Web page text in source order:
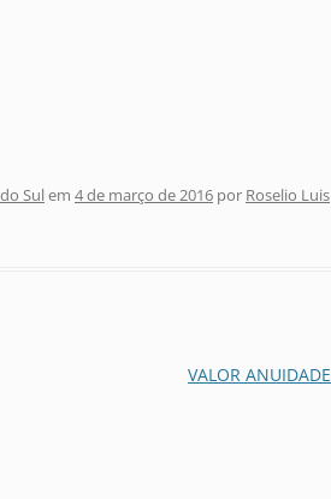
Sulem 4 de março de 2016 por Roselio Luis
VALOR ANUIDADE